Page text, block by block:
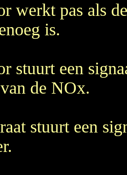
werkt pas als
is.
stuurt een
de NOx.
stuurt een